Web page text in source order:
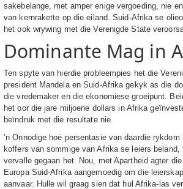
sakebelange, met amper enige vergoeding, nie
van kernrakette op die eiland. Suid-Afrika se
het ook wrywing met die Verenigde State
Dominante Mag in
Ten spyte van hierdie probleempies het die
president Mandela en Suid-Afrika gekyk as die
die vredemaker en die ekonomiese groeipunt.
het oor die jare miljoene dollars in Afrika
beïndruk met die resultate nie.
’n Onnodige hoë persentasie van daardie
koffers van sommige van Afrika se leiers
vervalle gegaan het. Nou, met Apartheid agter
Europa Suid-Afrika aangemoedig om die
aanvaar. Hulle wil graag sien dat hul Afrika-las